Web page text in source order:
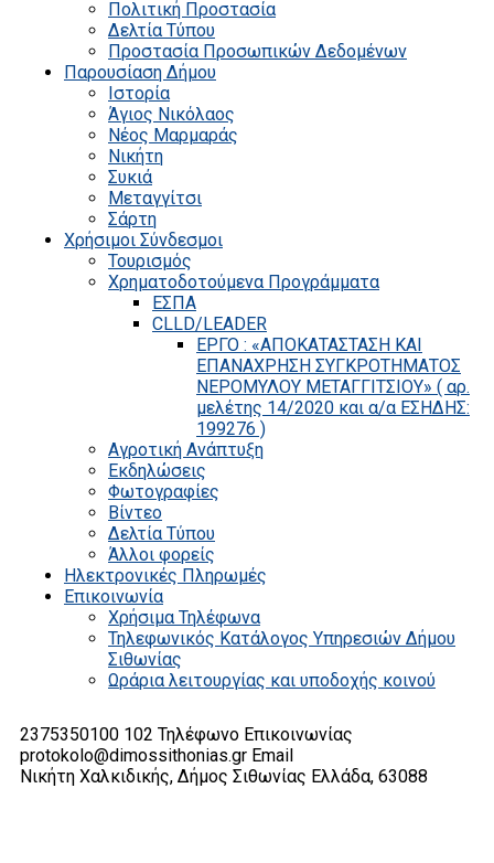
Πολιτική Προστασία
Δελτία Τύπου
Προστασία Προσωπικών Δεδομένων
Παρουσίαση Δήμου
Ιστορία
Άγιος Νικόλαος
Νέος Μαρμαράς
Νικήτη
Συκιά
Μεταγγίτσι
Σάρτη
Χρήσιμοι Σύνδεσμοι
Τουρισμός
Χρηματοδοτούμενα Προγράμματα
ΕΣΠΑ
CLLD/LEADER
ΕΡΓΟ : «ΑΠΟΚΑΤΑΣΤΑΣΗ ΚΑΙ
ΕΠΑΝΑΧΡΗΣΗ ΣΥΓΚΡΟΤΗΜΑΤΟΣ
ΝΕΡΟΜΥΛΟΥ ΜΕΤΑΓΓΙΤΣΙΟΥ» ( αρ.
μελέτης 14/2020 και α/α ΕΣΗΔΗΣ:
199276 )
Αγροτική Ανάπτυξη
Εκδηλώσεις
Φωτογραφίες
Βίντεο
Δελτία Τύπου
Άλλοι φορείς
Ηλεκτρονικές Πληρωμές
Επικοινωνία
Χρήσιμα Τηλέφωνα
Τηλεφωνικός Κατάλογος Υπηρεσιών Δήμου
Σιθωνίας
Ωράρια λειτουργίας και υποδοχής κοινού
2375350100 102 Τηλέφωνο Επικοινωνίας
protokolo@dimossithonias.gr Email
Νικήτη Χαλκιδικής, Δήμος Σιθωνίας Ελλάδα, 63088